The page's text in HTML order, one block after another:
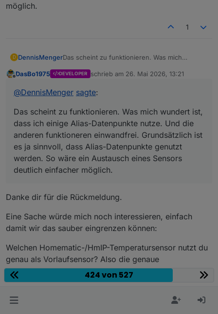
möglich.
1
D DennisMengerDas scheint zu funktionieren. Was mich
nutze. Und die anderen funktioneren
dass Alias-Datenpunkte genutzt werden. So
einfacher möglich.
DasBo1975 DEVELOPER schrieb am 26. Mai 2026, 13:21
zuletzt editiert von
@DennisMenger sagte:
Das scheint zu funktionieren. Was mich wundert ist,
dass ich einige Alias-Datenpunkte nutze. Und die
anderen funktioneren einwandfrei. Grundsätzlich ist
es ja sinnvoll, dass Alias-Datenpunkte genutzt
werden. So wäre ein Austausch eines Sensors
deutlich einfacher möglich.
Danke dir für die Rückmeldung.
Eine Sache würde mich noch interessieren, einfach
damit wir das sauber eingrenzen können:
Welchen Homematic-/HmIP-Temperatursensor nutzt du
genau als Vorlaufsensor? Also die genaue
Gerätebezeichnung bzw. den Sensortyp.
vergleichen, ob das eher ein allgemeines
424 von 527